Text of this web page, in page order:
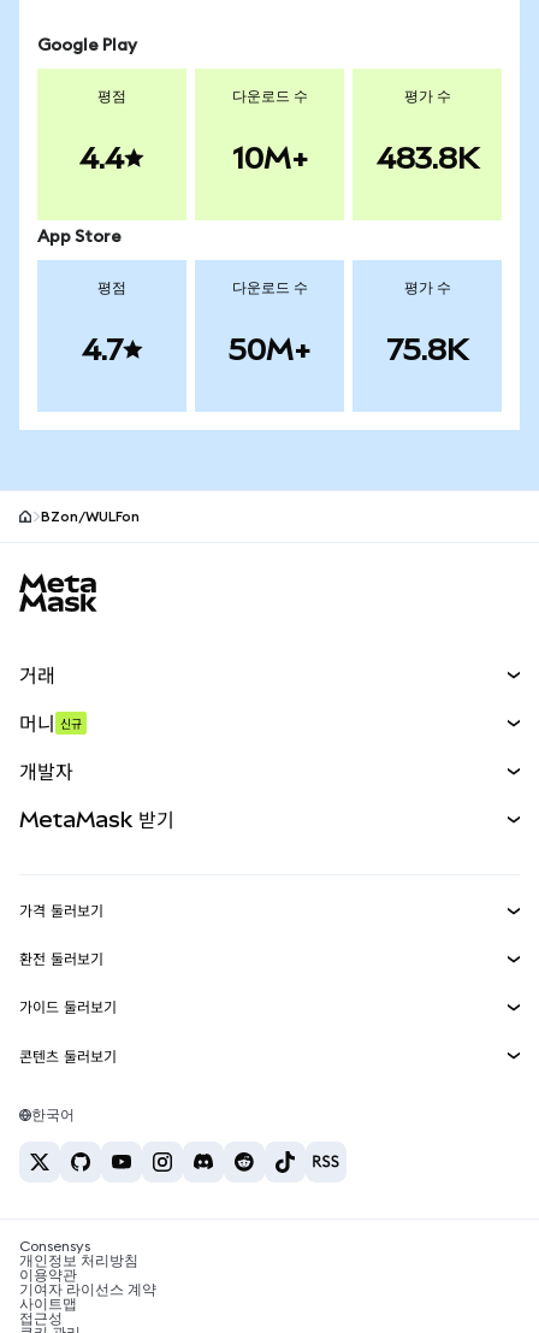
Google Play
평점
4.4
다운로드 수
10M+
평가 수
483.8K
App Store
평점
4.7
다운로드 수
50M+
평가 수
75.8K
BZon/WULFon
거래
무기한 선물
실물자산
머니 신규
개발자
MetaMask Connect
Snaps
웹3 서비스
MetaMask 받기
보안
고객 지원
채용
가격 둘러보기
이더리움 가격
솔라나 가격
테더 가격
환전 둘러보기
ETH를 USD로 환전
USDT를 INR로 환전
BTC를 INR로 환전
ETH를 USDT로 환전
가이드 둘러보기
ETH 매수
USDT 매수
SHIB 매수
BNB 매수
콘텐츠 둘러보기
솔라나 지갑
암호화폐 세금 뉴스
암호화폐 매수 방법
비트코인 매도 방법
한국어
Consensys
개인정보 처리방침
이용약관
기여자 라이선스 계약
사이트맵
접근성